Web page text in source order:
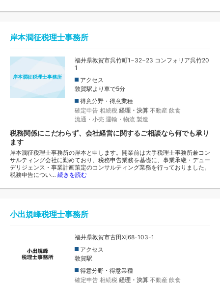
岸本潤征税理士事務所
岸本潤征税理士事務所
福井県敦賀市呉竹町1−32−23 コンフォリア呉竹20
1
アクセス
敦賀駅より車で5分
得意分野・得意業種
確定申告 相続税 経理・決算 不動産 飲食
流通・小売 運輸・物流 製造
税務関係にこだわらず、会社経営に関するご相談なら何でも承り
ます
岸本潤征税理士事務所の岸本と申します。開業前は大手税理士事務所兼コン
サルティング会社に勤めており、税務申告業務を基礎に、事業承継・デュー
デリジェンス・事業計画策定のコンサルティング業務を行っておりました。
税務申告につい… 続きを読む
小出規峰税理士事務所
福井県敦賀市古田刈68-103-1
アクセス
敦賀駅
得意分野・得意業種
確定申告 相続税 経理・決算 不動産 飲食